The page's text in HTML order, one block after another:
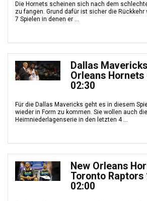
Die Hornets scheinen sich nach dem
zu fangen. Grund dafür ist sicher die Rückkehr
7 Spielen in denen er ...
Dallas
Orleans Hornets
02:30
Für die Dallas Mavericks geht es in diesem
wieder in Form zu kommen. Sie wollen auch
Heimniederlagenserie in den letzten 4 ...
New Orleans
Toronto Raptors
02:00